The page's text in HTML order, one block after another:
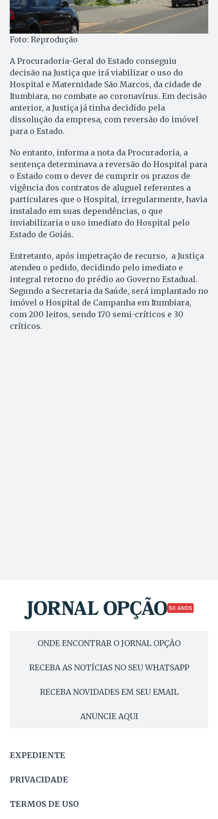
Foto: Reprodução
A Procuradoria-Geral do Estado conseguiu
decisão na Justiça que irá viabilizar o uso do
Hospital e Maternidade São Marcos, da cidade de
Itumbiara, no combate ao coronavírus. Em decisão
anterior, a Justiça já tinha decidido pela
dissolução da empresa, com reversão do imóvel
para o Estado.
No entanto, informa a nota da Procuradoria, a
sentença determinava a reversão do Hospital para
o Estado com o dever de cumprir os prazos de
vigência dos contratos de aluguel referentes a
particulares que o Hospital, irregularmente, havia
instalado em suas dependências, o que
inviabilizaria o uso imediato do Hospital pelo
Estado de Goiás.
Entretanto, após impetração de recurso, a Justiça
atendeu o pedido, decidindo pelo imediato e
integral retorno do prédio ao Governo Estadual.
Segundo a Secretaria da Saúde, será implantado no
imóvel o Hospital de Campanha em Itumbiara,
com 200 leitos, sendo 170 semi-críticos e 30
críticos.
50 ANOS
ONDE ENCONTRAR O JORNAL OPÇÃO
RECEBA AS NOTÍCIAS NO SEU WHATSAPP
RECEBA NOVIDADES EM SEU EMAIL
ANUNCIE AQUI
EXPEDIENTE
PRIVACIDADE
TERMOS DE USO